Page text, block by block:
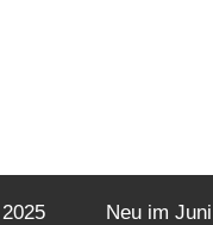
Neu im Juni